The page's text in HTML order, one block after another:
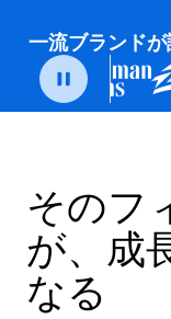
一流ブランド
そのフ
が、成
なる